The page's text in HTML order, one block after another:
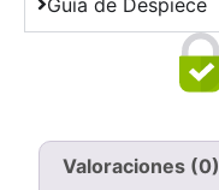
Valoraciones (0)